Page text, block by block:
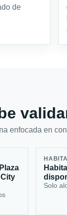
de
enfocada en
Solo